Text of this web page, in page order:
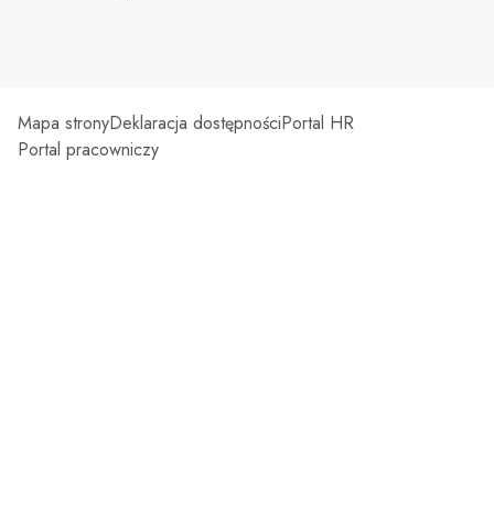
Mapa stronyDeklaracja dostępnościPortal HR
Portal pracowniczy